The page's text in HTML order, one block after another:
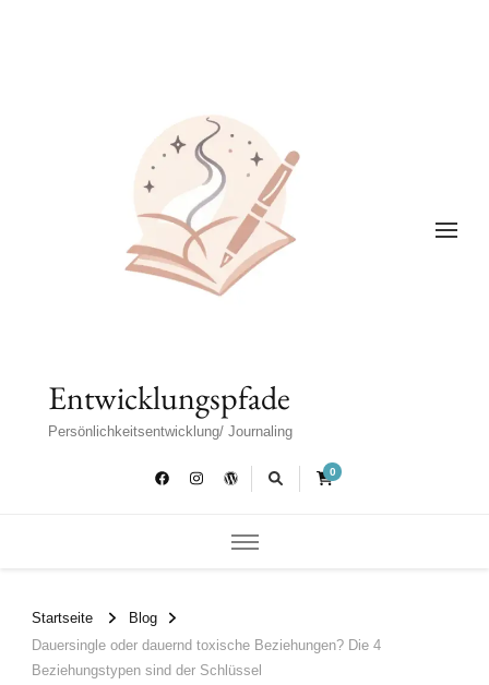
Entwicklungspfade
Persönlichkeitsentwicklung/ Journaling
0
Startseite
Blog
Dauersingle oder dauernd toxische Beziehungen? Die 4
Beziehungstypen sind der Schlüssel